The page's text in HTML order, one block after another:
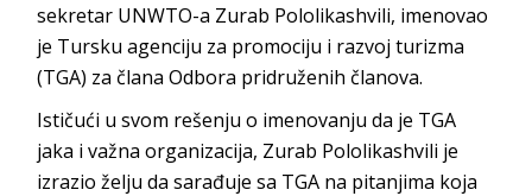
sekretar UNWTO-a Zurab Pololikashvili, imenovao
je Tursku agenciju za promociju i razvoj turizma
(TGA) za člana Odbora pridruženih članova.
Ističući u svom rešenju o imenovanju da je TGA
jaka i važna organizacija, Zurab Pololikashvili je
izrazio želju da sarađuje sa TGA na pitanjima koja